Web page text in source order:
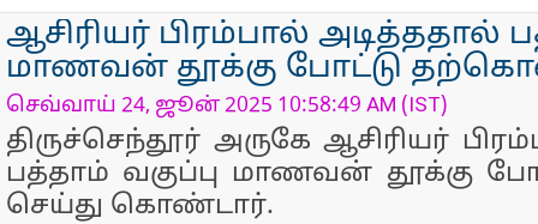
ஆசிரியர் பிரம்பால் அடித்ததால்
மாணவன் தூக்கு போட்டு
செவ்வாய் 24, ஜூன் 2025 10:58:49 AM (IST)
திருச்செந்தூர் அருகே ஆசிரியர்
பத்தாம் வகுப்பு மாணவன் தூக்கு
செய்து கொண்டார்.